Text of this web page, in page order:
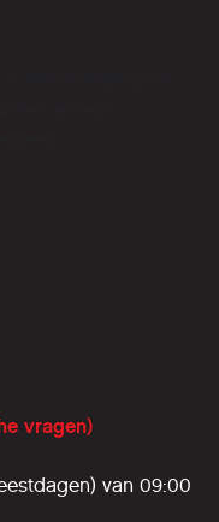
vragen)
van 09:00